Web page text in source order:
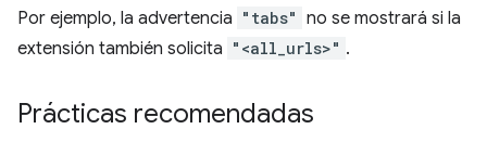
Por ejemplo, la advertencia "tabs" no se mostrará si la
extensión también solicita "<all_urls>" .
Prácticas recomendadas